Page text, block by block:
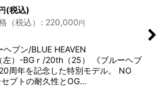
(税込)
（税込）
: 220,000円
ヘブン/BLUE HEAVEN
）-BGｒ/20th（25） 《ブルーヘブ
周年を記念した特別モデル。 NO
プトの耐久性とOG…